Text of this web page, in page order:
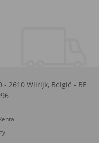
- 2610 Wilrijk, België - BE